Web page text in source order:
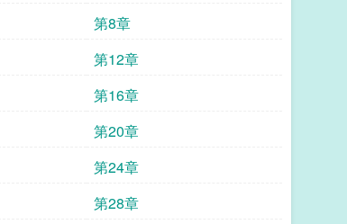
第8章
第12章
第16章
第20章
第24章
第28章